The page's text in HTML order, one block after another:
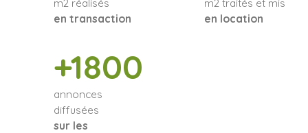
en transaction
en location
+1800
annonces
diffusées
sur les